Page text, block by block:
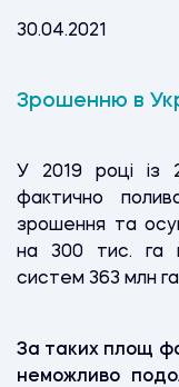
30.04.2021
Зрошенню в
У 2019 році із
фактично
зрошення та
на 300 тис. га
систем 363 млн
За таких площ
неможливо